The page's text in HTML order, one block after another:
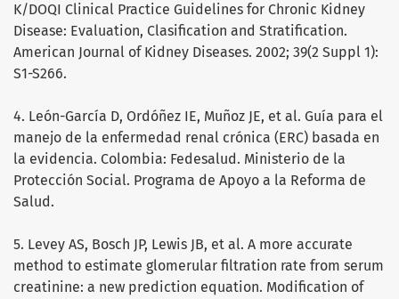
K/DOQI Clinical Practice Guidelines for Chronic Kidney
Disease: Evaluation, Clasification and Stratification.
American Journal of Kidney Diseases. 2002; 39(2 Suppl 1):
S1-S266.
4. León-García D, Ordóñez IE, Muñoz JE, et al. Guía para el
manejo de la enfermedad renal crónica (ERC) basada en
la evidencia. Colombia: Fedesalud. Ministerio de la
Protección Social. Programa de Apoyo a la Reforma de
Salud.
5. Levey AS, Bosch JP, Lewis JB, et al. A more accurate
method to estimate glomerular filtration rate from serum
creatinine: a new prediction equation. Modification of